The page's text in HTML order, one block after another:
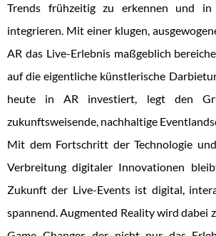
Trends frühzeitig zu erkennen und
integrieren. Mit einer klugen,
AR das Live-Erlebnis maßgeblich
auf die eigentliche künstlerische
heute in AR investiert, legt den
zukunftsweisende, nachhaltige
Mit dem Fortschritt der Technologie
Verbreitung digitaler Innovationen
Zukunft der Live-Events ist digital,
spannend. Augmented Reality wird dabei